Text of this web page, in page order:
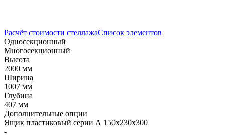
Расчёт стоимости стеллажаСписок элементов
Односекционный
Многосекционный
Высота
2000 мм
Ширина
1007 мм
Глубина
407 мм
Дополнительные опции
Ящик пластиковый серии А 150х230х300
-